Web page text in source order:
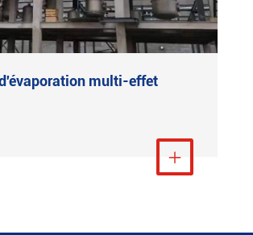
multi-effet
Voir plus
